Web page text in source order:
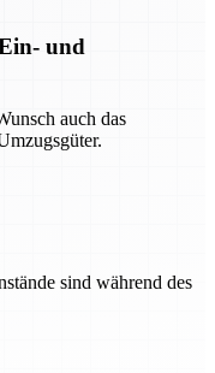
und
auch das
sind während des